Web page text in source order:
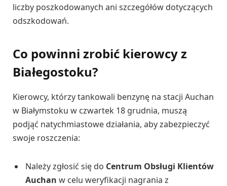
liczby poszkodowanych ani szczegółów dotyczących
odszkodowań.
Co powinni zrobić kierowcy z
Białegostoku?
Kierowcy, którzy tankowali benzynę na stacji Auchan
w Białymstoku w czwartek 18 grudnia, muszą
podjąć natychmiastowe działania, aby zabezpieczyć
swoje roszczenia:
Należy zgłosić się do Centrum Obsługi Klientów
Auchan w celu weryfikacji nagrania z